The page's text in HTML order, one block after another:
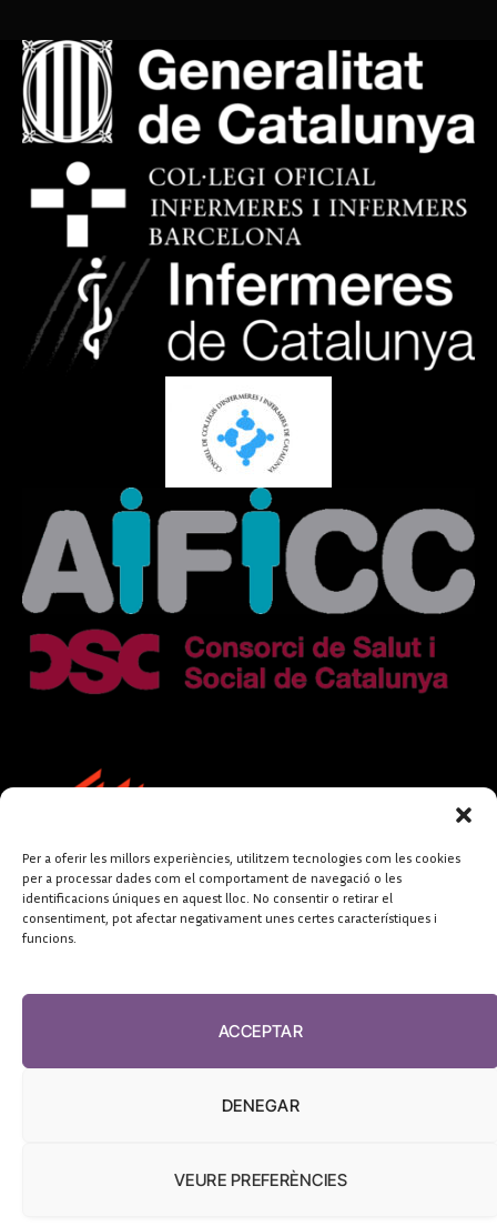
Per a oferir les millors experiències, utilitzem tecnologies com les cookies
per a processar dades com el comportament de navegació o les
identificacions úniques en aquest lloc. No consentir o retirar el
consentiment, pot afectar negativament unes certes característiques i
funcions.
ACCEPTAR
DENEGAR
VEURE PREFERÈNCIES
FUNDACIÓ